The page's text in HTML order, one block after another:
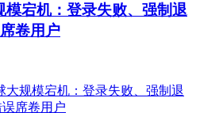
模宕机：登录失败、强制退
卷用户